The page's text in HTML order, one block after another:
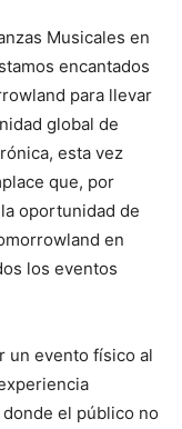
Musicales en
encantados
para llevar
global de
esta vez
que, por
oportunidad de
en
los eventos
un evento físico al
el público no